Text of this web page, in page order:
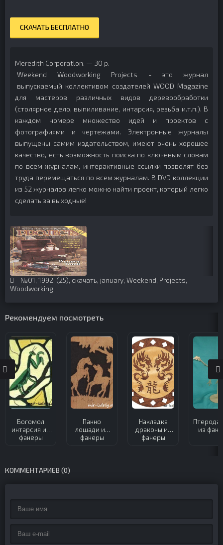
СКАЧАТЬ БЕСПЛАТНО
Meredith Corporatlon. — 30 p.
Weekend Woodworking Projects - это журнал
выпускаемый коллективом создателей WOOD Magazine
для мастеров различных видов деревообработки
(столярное дело, выпиливание, интарсия, резьба и.т.п.). В
каждом номере множество идей и проектов с
фотографиями и чертежами. Электронные журналы
выпущены самим издательством, имеют очень хорошее
качество, есть возможность поиска по ключевым словам
по всем журналам, интерактивные ссылки позволят без
труда перемещаться по всем журналам. В DVD коллекции
из 52 журналов легко можно найти проект, который легко
сделать за выходные!
№01, 1992, (25), скачать, january, Weekend, Projects,
Woodworking
Рекомендуем посмотреть
Богомол
интарсия из
фанеры
Панно
лошади из
фанеры
Накладка
драконы из
фанеры
из
КОММЕНТАРИЕВ (0)